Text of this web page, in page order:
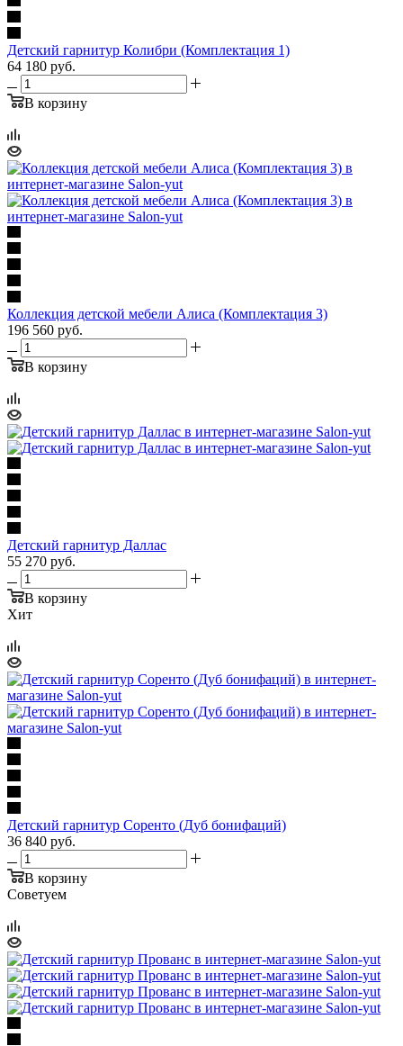
Детский гарнитур Колибри (Комплектация 1)
64 180 руб.
В корзину
Коллекция детской мебели Алиса (Комплектация 3)
196 560 руб.
В корзину
Детский гарнитур Даллас
55 270 руб.
В корзину
Хит
Детский гарнитур Соренто (Дуб бонифаций)
36 840 руб.
В корзину
Советуем